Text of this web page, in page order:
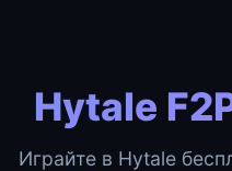
Hytale
Играйте в Hytale